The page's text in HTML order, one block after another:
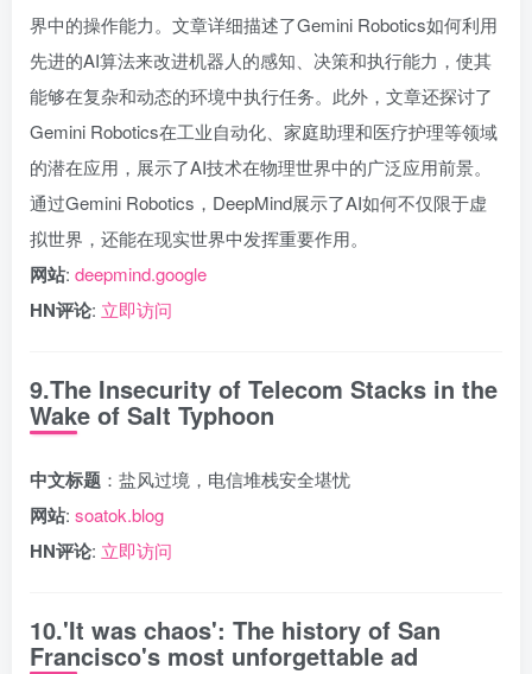
界中的操作能力。文章详细描述了Gemini Robotics如何利用
先进的AI算法来改进机器人的感知、决策和执行能力，使其
能够在复杂和动态的环境中执行任务。此外，文章还探讨了
Gemini Robotics在工业自动化、家庭助理和医疗护理等领域
的潜在应用，展示了AI技术在物理世界中的广泛应用前景。
通过Gemini Robotics，DeepMind展示了AI如何不仅限于虚
拟世界，还能在现实世界中发挥重要作用。
网站: deepmind.google
HN评论: 立即访问
9.The Insecurity of Telecom Stacks in the
Wake of Salt Typhoon
中文标题 ：盐风过境，电信堆栈安全堪忧
网站: soatok.blog
HN评论: 立即访问
10.'It was chaos': The history of San
Francisco's most unforgettable ad